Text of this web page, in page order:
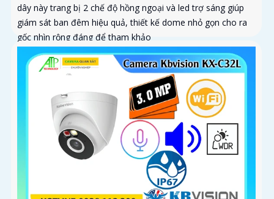
dây này trang bị 2 chế độ hồng ngoại và led trợ sáng giúp
giám sát ban đêm hiệu quả, thiết kế dome nhỏ gọn cho ra
gốc nhìn rộng đáng để tham khảo